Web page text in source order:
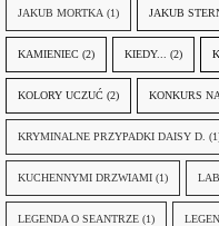
JAKUB MORTKA (1) JAKUB
KAMIENIEC (2) KIEDY... (2)
KOLORY UCZUĆ (2) KONKURS
KRYMINALNE PRZYPADKI DAISY D.
KUCHENNYMI DRZWIAMI (1)
LEGENDA O SEANTRZE (1)